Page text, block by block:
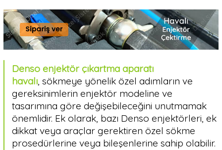
Denso enjektör çıkartma aparatı
havalı, sökmeye yönelik özel adımların ve
gereksinimlerin enjektör modeline ve
tasarımına göre değişebileceğini unutmamak
önemlidir. Ek olarak, bazı Denso enjektörleri, ek
dikkat veya araçlar gerektiren özel sökme
prosedürlerine veya bileşenlerine sahip olabilir.